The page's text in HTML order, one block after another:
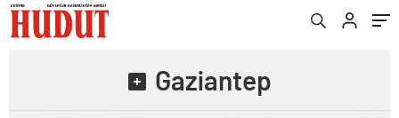
Gaziantep